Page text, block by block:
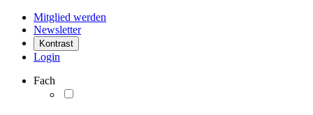
Mitglied werden
Newsletter
Kontrast
Login
Fach